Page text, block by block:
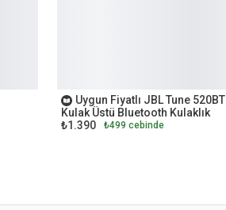
Uygun Fiyatlı JBL Tune 520BT
Kulak Üstü Bluetooth Kulaklık
₺1.390
₺499 cebinde